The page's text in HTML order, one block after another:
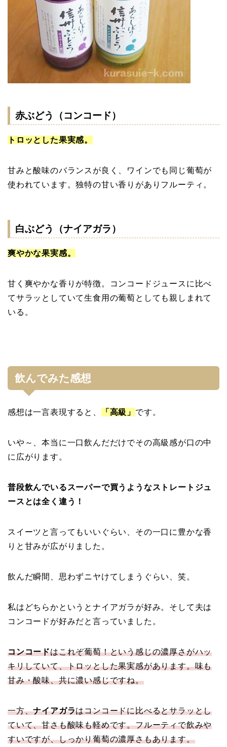
赤ぶどう（コンコード）
トロッとした果実感。
甘みと酸味のバランスが良く、ワインでも同じ葡萄が
使われています。独特の甘い香りがありフルーティ。
白ぶどう（ナイアガラ）
爽やかな果実感。
甘く爽やかな香りが特徴。コンコードジュースに比べ
てサラッとしていて生食用の葡萄としても親しまれて
いる。
飲んでみた感想
感想は一言表現すると、 「高級」 です。
いや～、本当に一口飲んだだけでその高級感が口の中
に広がります。
普段飲んでいるスーパーで買うようなストレートジュ
ースとは全く違う！
スイーツと言ってもいいぐらい、その一口に豊かな香
りと甘みが広がりました。
飲んだ瞬間、思わずニヤけてしまうぐらい、笑。
私はどちらかというとナイアガラが好み。そして夫は
コンコードが好みだと言っていました。
コンコードはこれぞ葡萄！という感じの濃厚さがハッ
キリしていて、トロッとした果実感があります。味も
甘み・酸味、共に濃い感じですね。
一方、ナイアガラはコンコードに比べるとサラッとし
ていて、甘さも酸味も軽めです。フルーティで飲みや
すいですが、しっかり葡萄の濃厚さもあります。